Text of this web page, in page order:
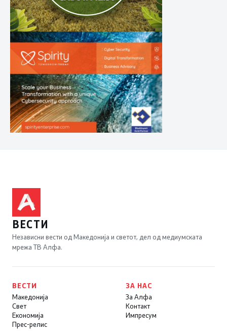
ВЕСТИ
Независни вести од Македонија и светот, дел од медиумската
мрежа ТВ Алфа.
ВЕСТИ
Македонија
Свет
Економија
Прес-релис
ЗА НАС
За Алфа
Контакт
Импресум